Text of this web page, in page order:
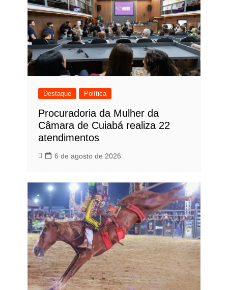
Destaque Política
Procuradoria da Mulher da
Câmara de Cuiabá realiza 22
atendimentos
6 de agosto de 2026